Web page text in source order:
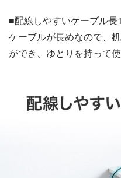
■配線しやすいケーブル長
ケーブルが長めなので、
ができ、ゆとりを持って使